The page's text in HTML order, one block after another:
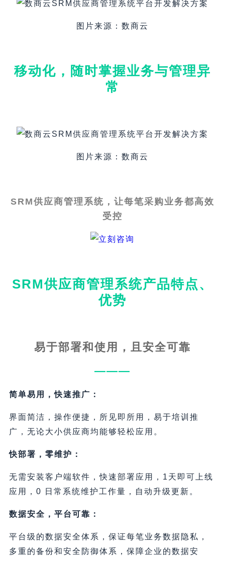
图片来源：数商云
移动化，随时掌握业务与管理异
常
图片来源：数商云
SRM供应商管理系统，让每笔采购业务都高效
受控
SRM供应商管理系统产品特点、
优势
易于部署和使用，且安全可靠
———
简单易用，快速推广：
界面简洁，操作便捷，所见即所用，易于培训推
广，无论大小供应商均能够轻松应用。
快部署，零维护：
无需安装客户端软件，快速部署应用，1天即可上线
应用，0 日常系统维护工作量，自动升级更新。
数据安全，平台可靠：
平台级的数据安全体系，保证每笔业务数据隐私，
多重的备份和安全防御体系，保障企业的数据安